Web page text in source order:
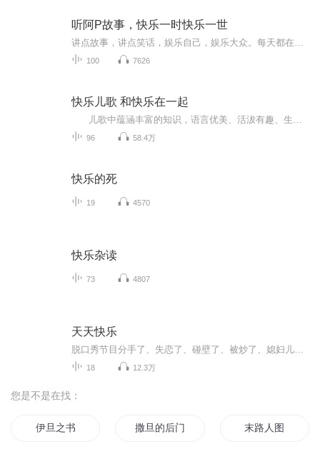
听阿P故事，快乐一时快乐一世
100 7626
快乐儿歌 和快乐在一起
96 58.4万
快乐的死
19 4570
快乐杂读
73 4807
天天快乐
18 12.3万
您是不是在找：
伊旦之书 撒旦的后门 末路人图